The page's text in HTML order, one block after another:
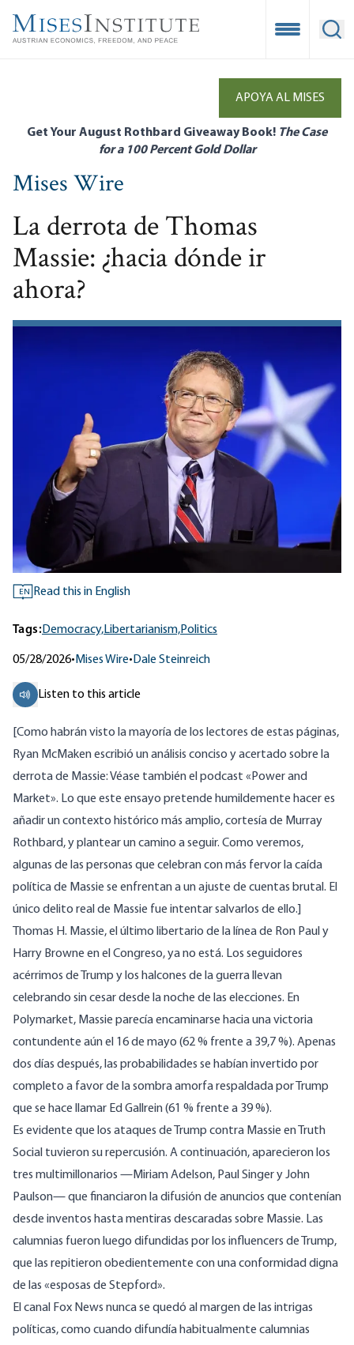
main
Open
APOYA AL MISES
Get Your August Rothbard Giveaway Book! The Case
for a 100 Percent Gold Dollar
Mises Wire
La derrota de Thomas
Massie: ¿hacia dónde ir
ahora?
EN Read this in English
Tags:Democracy,Libertarianism,Politics
05/28/2026• Mises Wire• Dale Steinreich
Listen to this article
[Como habrán visto la mayoría de los lectores de estas páginas,
Ryan McMaken escribió un análisis conciso y acertado sobre la
derrota de Massie:Véase también el podcast «Power and
Market». Lo que este ensayo pretende humildemente hacer es
añadir un contexto histórico más amplio, cortesía de Murray
Rothbard, y plantear un camino a seguir. Como veremos,
algunas de las personas que celebran con más fervor la caída
política de Massie se enfrentan a un ajuste de cuentas brutal. El
único delito real de Massie fue intentar salvarlos de ello.]
Thomas H. Massie, el último libertario de la línea de Ron Paul y
Harry Browne en el Congreso, ya no está. Los seguidores
acérrimos de Trump y los halcones de la guerra llevan
celebrando sin cesar desde la noche de las elecciones. En
Polymarket, Massie parecía encaminarse hacia una victoria
contundente aún el 16 de mayo (62 % frente a 39,7 %). Apenas
dos días después, las probabilidades se habían invertido por
completo a favor de la sombra amorfa respaldada por Trump
que se hace llamar Ed Gallrein (61 % frente a 39 %).
Es evidente que los ataques de Trump contra Massie en Truth
Social tuvieron su repercusión. A continuación, aparecieron los
tres multimillonarios —Miriam Adelson, Paul Singer y John
Paulson— que financiaron la difusión de anuncios que contenían
desde inventos hasta mentiras descaradas sobre Massie. Las
calumnias fueron luego difundidas por los influencers de Trump,
que las repitieron obedientemente con una conformidad digna
de las «esposas de Stepford».
El canal Fox News nunca se quedó al margen de las intrigas
políticas, como cuando difundía habitualmente calumnias